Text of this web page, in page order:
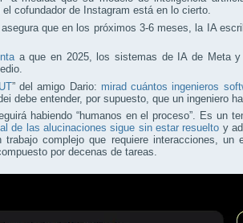
cofundador de Instagram está en lo cierto.
que en los próximos 3-6 meses, la IA
a que en 2025, los sistemas de IA de Meta y
” del amigo Dario: mirad cuántos ingenieros
debe entender, por supuesto, que un ingeniero
habiendo “humanos en el proceso”. Es un
de las alucinaciones sigue sin estar resuelto y
complejo que requiere interacciones, un
por decenas de tareas.